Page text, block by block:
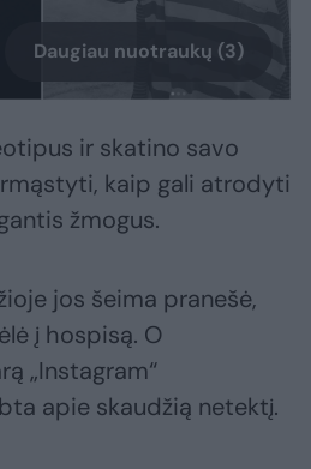
Daugiau nuotraukų (3)
ir skatino savo
kaip gali atrodyti
žmogus.
jos šeima pranešė,
į hospisą. O
„Instagram“
apie skaudžią netektį.